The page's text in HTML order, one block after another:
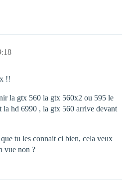
!!
la gtx 560 la gtx 560x2 ou 595 le
la hd 6990 , la gtx 560 arrive devant
tu les connait ci bien, cela veux
vue non ?